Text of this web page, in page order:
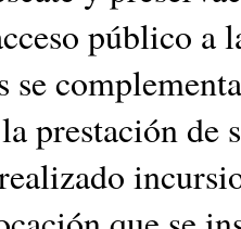
público a
se
prestación de